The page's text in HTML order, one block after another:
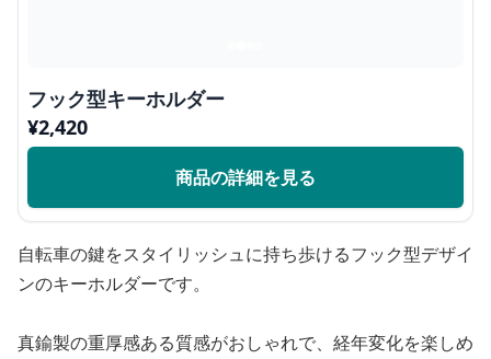
フック型キーホルダー
¥2,420
商品の詳細を見る
自転車の鍵をスタイリッシュに持ち歩けるフック型デザイ
ンのキーホルダーです。
真鍮製の重厚感ある質感がおしゃれで、経年変化を楽しめ